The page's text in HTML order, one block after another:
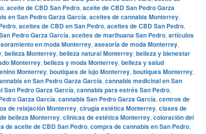
, aceite de CBD San Pedro, aceite de CBD San Pedro Garza
en San Pedro Garza García, aceites de cannabis Monterrey,
, aceites de CBD en San Pedro, aceites de CBD San Pedro,
Pedro Garza García, aceites de marihuana San Pedro, artículos
en moda Monterrey, asesoría de moda Monterrey,
, belleza Monterrey, belleza natural Monterrey, belleza y bienestar
Monterrey, belleza y moda Monterrey, belleza y salud
Monterrey, boutiques de lujo Monterrey, boutiques Monterrey,
en San Pedro Garza García, cannabis medicinal en San
San Pedro Garza García, cannabis para estrés San Pedro,
Garza García, cannabis San Pedro Garza García, centros de
de relajación Monterrey, cirugía estética Monterrey, clases de
belleza Monterrey, clínicas de estética Monterrey, coloración del
de aceite de CBD San Pedro, compra de cannabis en San Pedro,